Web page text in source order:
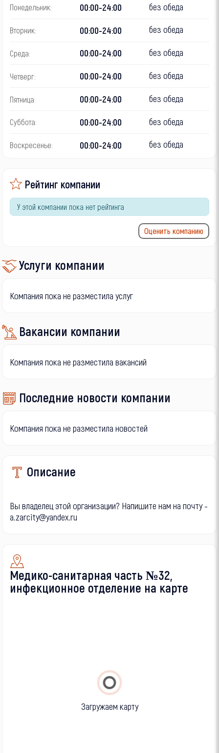
Понедельник: 00:00-24:00 без обеда
Вторник: 00:00-24:00 без обеда
Среда: 00:00-24:00 без обеда
Четверг: 00:00-24:00 без обеда
Пятница: 00:00-24:00 без обеда
Суббота: 00:00-24:00 без обеда
Воскресенье: 00:00-24:00 без обеда
Рейтинг компании
У этой компании пока нет рейтинга
Оценить компанию
Услуги компании
Компания пока не разместила услуг
Вакансии компании
Компания пока не разместила вакансий
Последние новости компании
Компания пока не разместила новостей
Описание
Вы владелец этой организации? Напишите нам на почту -
a.zarcity@yandex.ru
Медико-санитарная часть №32,
инфекционное отделение на карте
Загружаем карту